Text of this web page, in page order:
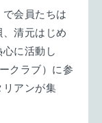
で会員たちは
清元はじめ
に活動し
クラブ）に参
アンが集